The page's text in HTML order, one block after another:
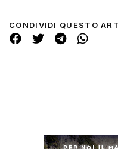
CONDIVIDI QUESTO